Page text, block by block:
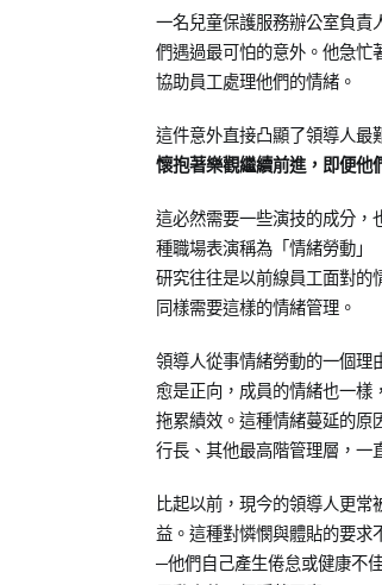
業
教
育
練
專
一名兒童保護服務辦公室負責
們遇過最可怕的意外。他急忙
協助員工處理他們的情緒。
這件意外直接凸顯了領導人最
懷抱著樂觀繼續前進，即便他
這必然需要一些演技的成分，
種職場表演稱為「情緒勞動
研究往往是以前線員工面對的
同樣需要這樣的情緒管理。
領導人從事情緒勞動的一個理
愈是正向，成員的情緒也一樣
拖累績效。這種情緒蔓延的原
行長、其他最高階管理層，一
比起以前，現今的領導人更常
益。這種對憐憫與體貼的要求
─他們自己產生倦怠或健康不